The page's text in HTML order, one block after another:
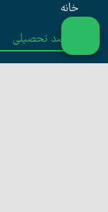
خانه
مقاصد تحصیلی